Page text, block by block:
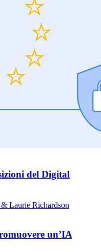
del Digital
Laurie Richardson
un’IA